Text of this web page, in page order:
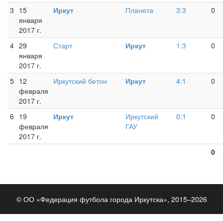
3 15
января
2017 г.
Иркут Планета 3:3 0
4 29
января
2017 г.
Старт Иркут 1:3 0
5 12
февраля
2017 г.
Иркутский бетон Иркут 4:1 0
6 19
февраля
2017 г.
Иркут
Иркутский
ГАУ
0:1 0
0
© ОО «Федерация футбола города Иркутска», 2015–2026